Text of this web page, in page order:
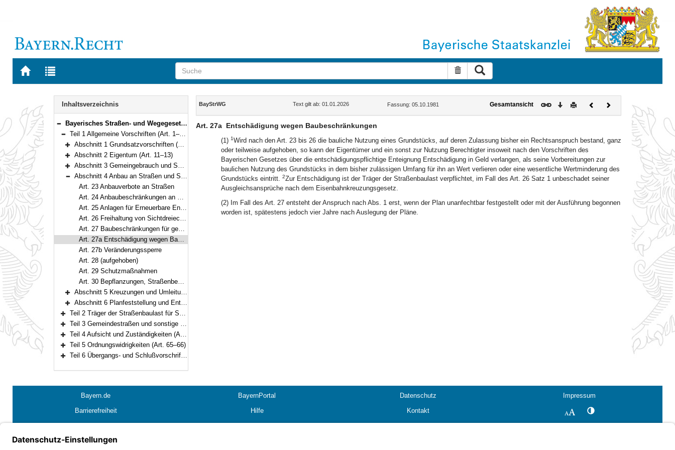
Zur
BAYERN.RECHT
Zur
letzten
Suche zurücksetzen
Navigation
Inhaltsverzeichnis
Bereich reduzieren
Bayerisches Straßen- und Wegegesetz (BayStrWG) in der Fassung der Bekanntmachung vom 5. Oktober 1981 (BayRS V S. 731) BayRS 91-1-B (Art. 1–71)
Bereich reduzieren
Teil 1 Allgemeine Vorschriften (Art. 1–40)
Bereich erweitern
Abschnitt 1 Grundsatzvorschriften (Art. 1–10)
Bereich erweitern
Abschnitt 2 Eigentum (Art. 11–13)
Bereich erweitern
Abschnitt 3 Gemeingebrauch und Sondernutzung (Art. 14–22a)
Bereich reduzieren
Abschnitt 4 Anbau an Straßen und Schutzmaßnahmen (Art. 23–30)
Art. 23 Anbauverbote an Straßen
Art. 24 Anbaubeschränkungen an Straßen
Art. 25 Anlagen für Erneuerbare Energien
Art. 26 Freihaltung von Sichtdreiecken
Art. 27 Baubeschränkungen für geplante Straßen
Art. 27a Entschädigung wegen Baubeschränkungen
Art. 27b Veränderungssperre
Art. 28 (aufgehoben)
Art. 29 Schutzmaßnahmen
Art. 30 Bepflanzungen, Straßenbegleitflächen
Bereich erweitern
Abschnitt 5 Kreuzungen und Umleitungen (Art. 31–34)
Bereich erweitern
Abschnitt 6 Planfeststellung und Enteignung (Art. 35–40)
Bereich erweitern
Teil 2 Träger der Straßenbaulast für Staatsstraßen und Kreisstraßen (Art. 41–45)
Bereich erweitern
Teil 3 Gemeindestraßen und sonstige öffentliche Straßen (Art. 46–57)
Bereich erweitern
Teil 4 Aufsicht und Zuständigkeiten (Art. 58–64)
Bereich erweitern
Teil 5 Ordnungswidrigkeiten (Art. 65–66)
Teil 6 Übergangs- und Schlußvorschriften (Art. 67–71)
Inhalt
BayStrWG Text gilt ab: 01.01.2026 Fassung: 05.10.1981 Gesamtansicht Download
DruckenVorherigesNächstes
Dokument
Art. 27a Entschädigung wegen Baubeschränkungen
(1) 1Wird nach den Art. 23 bis 26 die bauliche Nutzung eines Grundstücks, auf deren Zulassung bisher ein Rechtsanspruch bestand, ganz
oder teilweise aufgehoben, so kann der Eigentümer und ein sonst zur Nutzung Berechtigter insoweit nach den Vorschriften des
Bayerischen Gesetzes über die entschädigungspflichtige Enteignung Entschädigung in Geld verlangen, als seine Vorbereitungen zur
baulichen Nutzung des Grundstücks in dem bisher zulässigen Umfang für ihn an Wert verlieren oder eine wesentliche Wertminderung des
Grundstücks eintritt. 2Zur Entschädigung ist der Träger der Straßenbaulast verpflichtet, im Fall des Art. 26 Satz 1 unbeschadet seiner
Ausgleichsansprüche nach dem Eisenbahnkreuzungsgesetz.
(2) Im Fall des Art. 27 entsteht der Anspruch nach Abs. 1 erst, wenn der Plan unanfechtbar festgestellt oder mit der Ausführung begonnen
worden ist, spätestens jedoch vier Jahre nach Auslegung der Pläne.
Bayern.de BayernPortal Datenschutz
Impressum
Barrierefreiheit
Hilfe Kontakt SchriftgrößeKontrastwechsel